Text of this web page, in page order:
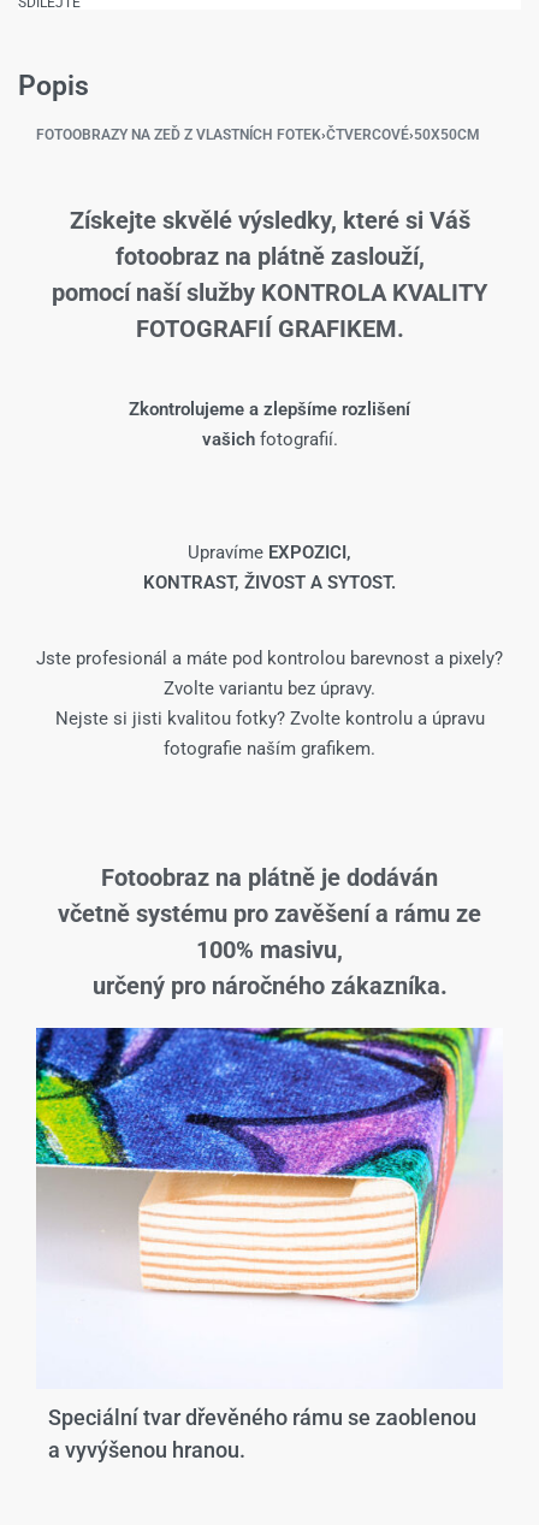
Popis
FOTOOBRAZY NA ZEĎ Z VLASTNÍCH FOTEK›ČTVERCOVÉ›50X50CM
Získejte skvělé výsledky, které si Váš
fotoobraz na plátně zaslouží,
pomocí naší služby KONTROLA KVALITY
FOTOGRAFIÍ GRAFIKEM.
Zkontrolujeme a zlepšíme rozlišení
vašich fotografií.
Upravíme EXPOZICI,
KONTRAST, ŽIVOST A SYTOST.
Jste profesionál a máte pod kontrolou barevnost a pixely?
Zvolte variantu bez úpravy.
Nejste si jisti kvalitou fotky? Zvolte kontrolu a úpravu
fotografie naším grafikem.
Fotoobraz na plátně je dodáván
včetně systému pro zavěšení a rámu ze
100% masivu,
určený pro náročného zákazníka.
Speciální tvar dřevěného rámu se zaoblenou
a vyvýšenou hranou.​